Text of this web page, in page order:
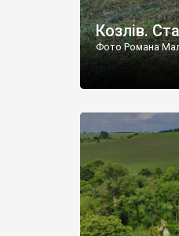
Козлів.
Фото Романа